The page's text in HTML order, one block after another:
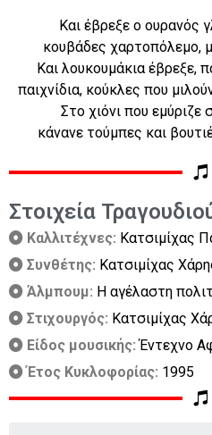
Και έβρεξε ο ουρανός
κουβάδες χαρτοπόλεμο,
Και λουκουμάκια έβρεξε,
παιχνίδια, κούκλες που
Στο χιόνι που εμύριζε
κάνανε τούμπες και
Στοιχεία
Καλλιτέχνες: Κατσιμίχας
Συνθέτης: Κατσιμίχας
Άλμπουμ: Η αγέλαστη
Στιχουργός: Κατσιμίχας
Είδος μουσικής:Έντεχνο
Έτος Κυκλοφορίας: 1995